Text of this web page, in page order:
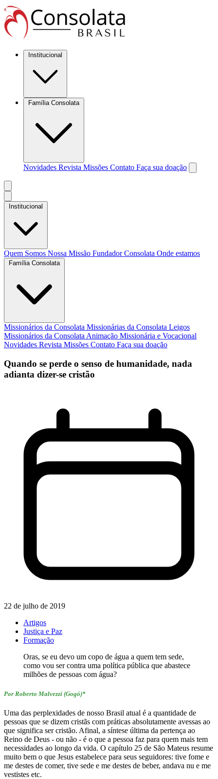
Institucional
Família Consolata
Novidades Revista Missões Contato Faça sua doação
Institucional
Quem Somos Nossa Missão FundadorConsolata Onde estamos
Família Consolata
Missionários da Consolata Missionárias da Consolata Leigos
Missionários da Consolata Animação Missionária e Vocacional
Novidades Revista Missões Contato Faça sua doação
Quando se perde o senso de humanidade, nada
adianta dizer-se cristão
22 de julho de 2019
Artigos
Justiça e Paz
Formação
Oras, se eu devo um copo de água a quem tem sede,
como vou ser contra uma política pública que abastece
milhões de pessoas com água?
Por Roberto Malvezzi (Gogó)*
Uma das perplexidades de nosso Brasil atual é a quantidade de
pessoas que se dizem cristãs com práticas absolutamente avessas ao
que significa ser cristão. Afinal, a síntese última da pertença ao
Reino de Deus - ou não - é o que a pessoa faz para quem mais tem
necessidades ao longo da vida. O capítulo 25 de São Mateus resume
muito bem o que Jesus estabelece para seus seguidores: tive fome e
me destes de comer, tive sede e me destes de beber, andava nu e me
vestistes etc.